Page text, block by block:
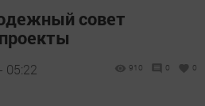
совет
05:22 910 0 0